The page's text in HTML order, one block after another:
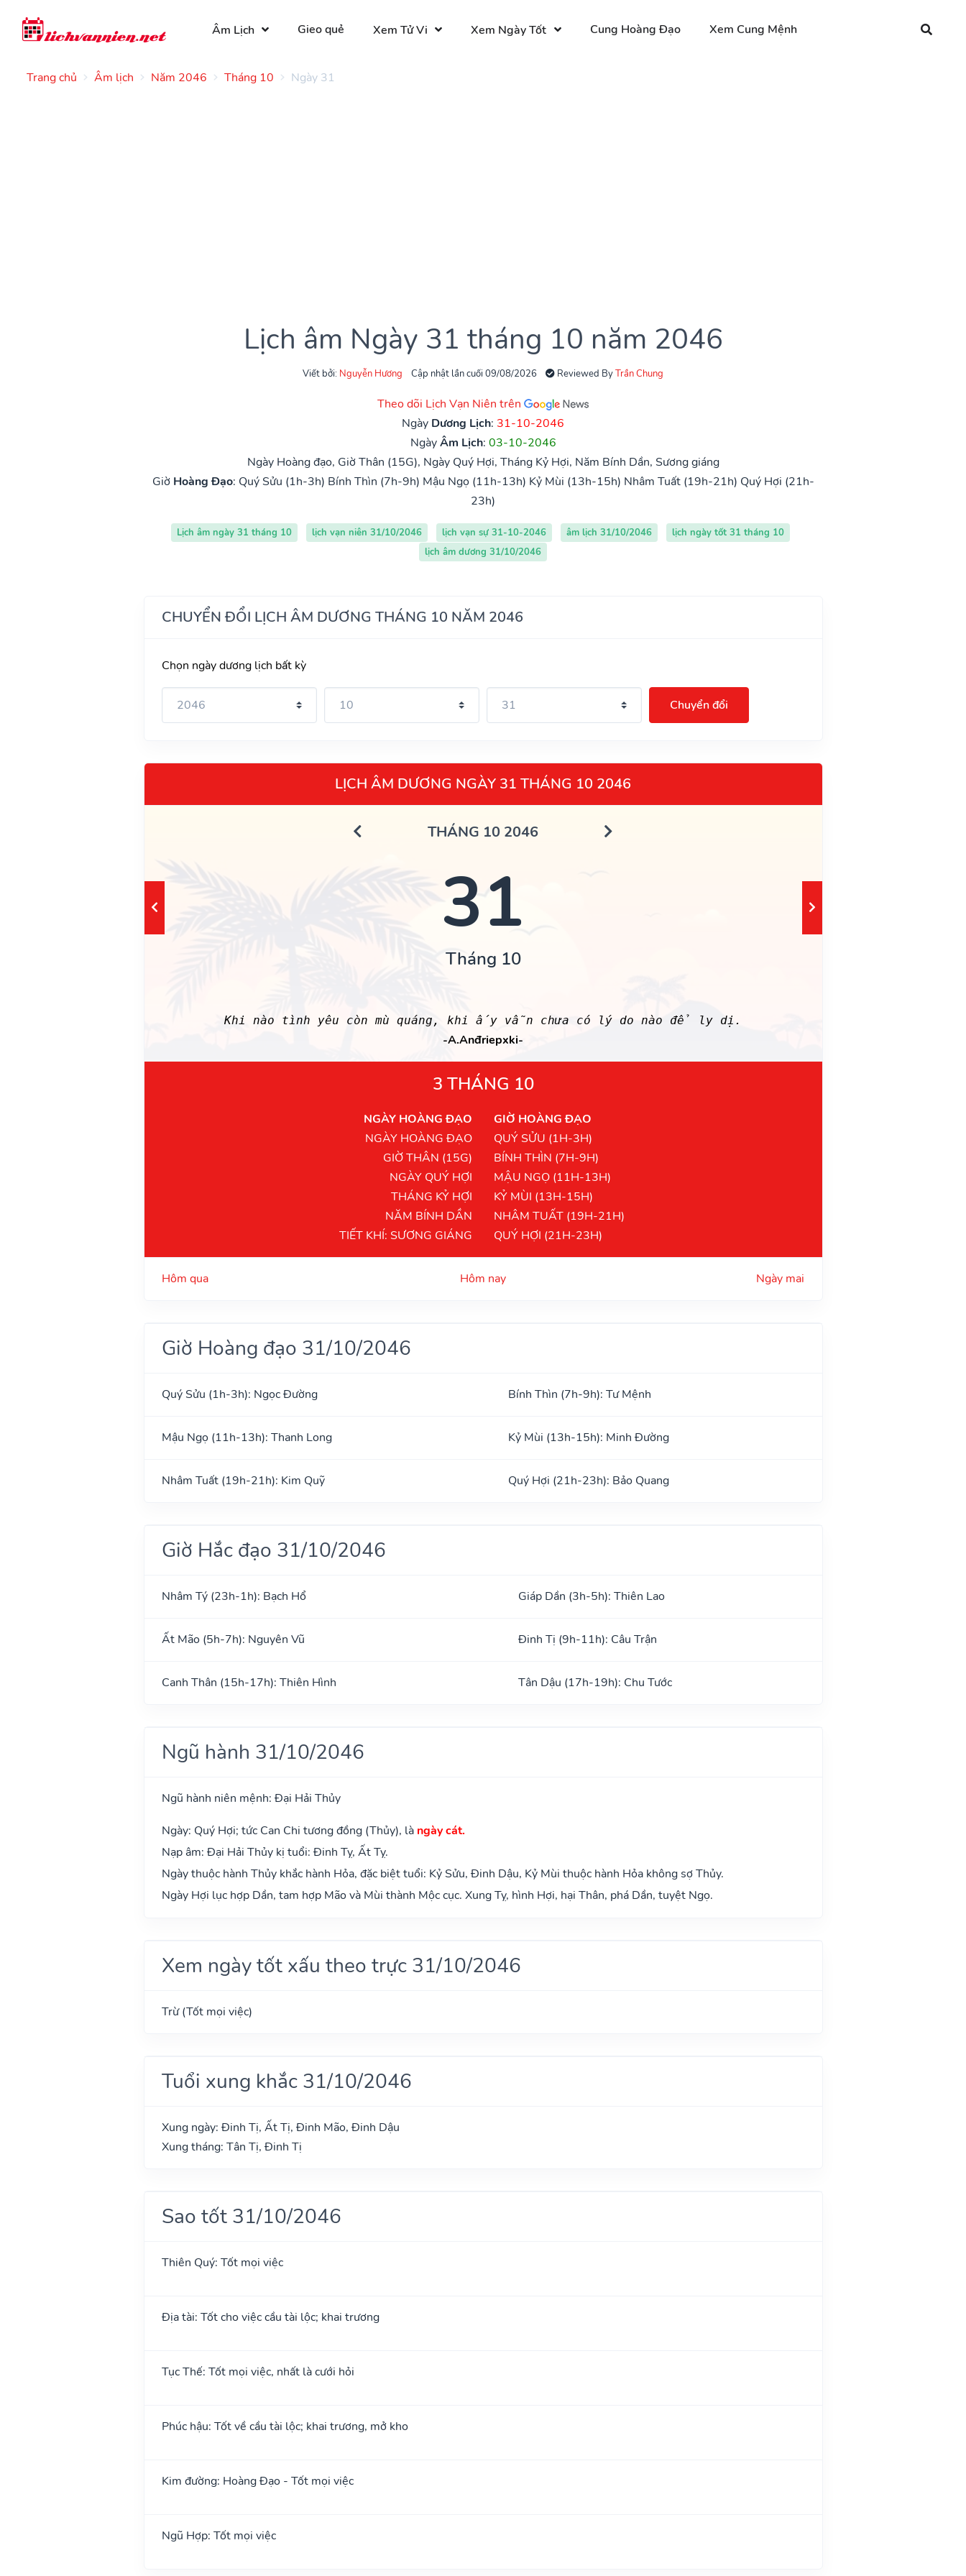
Âm Lịch Gieo quẻ Xem Tử Vi Xem Ngày Tốt Cung Hoàng Đạo Xem Cung Mệnh
Trang chủ Âm lịch Năm 2046 Tháng 10 Ngày 31
Lịch âm Ngày 31 tháng 10 năm 2046
Viết bởi: Nguyễn Hương Cập nhật lần cuối 09/08/2026 Reviewed ByTrần Chung
Theo dõi Lịch Vạn Niên trên
Ngày Dương Lịch: 31-10-2046
NgàyÂm Lịch: 03-10-2046
Ngày Hoàng đạo, Giờ Thân (15G), Ngày Quý Hợi, Tháng Kỷ Hợi, Năm Bính Dần, Sương giáng
Giờ Hoàng Đạo: Quý Sửu (1h-3h) Bính Thìn (7h-9h) Mậu Ngọ (11h-13h) Kỷ Mùi (13h-15h) Nhâm Tuất (19h-21h) Quý Hợi (21h-
23h)
Lịch âm ngày 31 tháng 10 lịch vạn niên 31/10/2046 lịch vạn sự 31-10-2046 âm lịch 31/10/2046
lịch ngày tốt 31 tháng 10
lịch âm dương 31/10/2046
CHUYỂN ĐỔI LỊCH ÂM DƯƠNG THÁNG 10 NĂM 2046
Chọn ngày dương lịch bất kỳ
Chuyển đổi
LỊCH ÂM DƯƠNG NGÀY 31 THÁNG 10 2046
THÁNG 10 2046
31
Tháng 10
Khi nào tình yêu còn mù quáng, khi ấy vẫn chưa có lý do nào để ly dị.
-A.Anđriepxki-
3 THÁNG 10
NGÀY HOÀNG ĐẠO
NGÀY HOÀNG ĐẠO
GIỜ THÂN (15G)
NGÀY QUÝ HỢI
THÁNG KỶ HỢI
NĂM BÍNH DẦN
TIẾT KHÍ: SƯƠNG GIÁNG
GIỜ HOÀNG ĐẠO
QUÝ SỬU (1H-3H)
BÍNH THÌN (7H-9H)
MẬU NGỌ (11H-13H)
KỶ MÙI (13H-15H)
NHÂM TUẤT (19H-21H)
QUÝ HỢI (21H-23H)
Hôm qua Hôm nay Ngày mai
Giờ Hoàng đạo 31/10/2046
Quý Sửu (1h-3h): Ngọc Đường Bính Thìn (7h-9h): Tư Mệnh
Mậu Ngọ (11h-13h): Thanh Long Kỷ Mùi (13h-15h): Minh Đường
Nhâm Tuất (19h-21h): Kim Quỹ Quý Hợi (21h-23h): Bảo Quang
Giờ Hắc đạo 31/10/2046
Nhâm Tý (23h-1h): Bạch Hổ Giáp Dần (3h-5h): Thiên Lao
Ất Mão (5h-7h): Nguyên Vũ Đinh Tị (9h-11h): Câu Trận
Canh Thân (15h-17h): Thiên Hình Tân Dậu (17h-19h): Chu Tước
Ngũ hành 31/10/2046
Ngũ hành niên mệnh: Đại Hải Thủy
Ngày: Quý Hợi; tức Can Chi tương đồng (Thủy), là ngày cát.
Nạp âm: Đại Hải Thủy kị tuổi: Đinh Tỵ, Ất Tỵ.
Ngày thuộc hành Thủy khắc hành Hỏa, đặc biệt tuổi: Kỷ Sửu, Đinh Dậu, Kỷ Mùi thuộc hành Hỏa không sợ Thủy.
Ngày Hợi lục hợp Dần, tam hợp Mão và Mùi thành Mộc cục. Xung Tỵ, hình Hợi, hại Thân, phá Dần, tuyệt Ngọ.
Xem ngày tốt xấu theo trực 31/10/2046
Trừ (Tốt mọi việc)
Tuổi xung khắc 31/10/2046
Xung ngày: Đinh Tị, Ất Tị, Đinh Mão, Đinh Dậu
Xung tháng: Tân Tị, Đinh Tị
Sao tốt 31/10/2046
Thiên Quý: Tốt mọi việc
Địa tài: Tốt cho việc cầu tài lộc; khai trương
Tục Thế: Tốt mọi việc, nhất là cưới hỏi
Phúc hậu: Tốt về cầu tài lộc; khai trương, mở kho
Kim đường: Hoàng Đạo - Tốt mọi việc
Ngũ Hợp: Tốt mọi việc